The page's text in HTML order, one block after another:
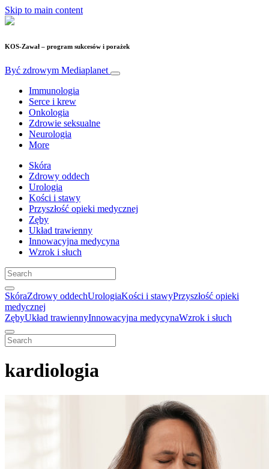
Skip to main content
KOS-Zawał – program sukcesów i porażek
Być zdrowym Mediaplanet
Immunologia
Serce i krew
Onkologia
Zdrowie seksualne
Neurologia
More
Skóra
Zdrowy oddech
Urologia
Kości i stawy
Przyszłość opieki medycznej
Zęby
Układ trawienny
Innowacyjna medycyna
Wzrok i słuch
SkóraZdrowy oddechUrologiaKości i stawyPrzyszłość opieki
medycznej
ZębyUkład trawiennyInnowacyjna medycynaWzrok i słuch
kardiologia